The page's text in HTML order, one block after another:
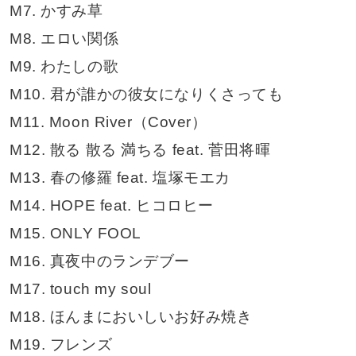
M7. かすみ草
M8. エロい関係
M9. わたしの歌
M10. 君が誰かの彼女になりくさっても
M11. Moon River（Cover）
M12. 散る 散る 満ちる feat. 菅田将暉
M13. 春の修羅 feat. 塩塚モエカ
M14. HOPE feat. ヒコロヒー
M15. ONLY FOOL
M16. 真夜中のランデブー
M17. touch my soul
M18. ほんまにおいしいお好み焼き
M19. フレンズ